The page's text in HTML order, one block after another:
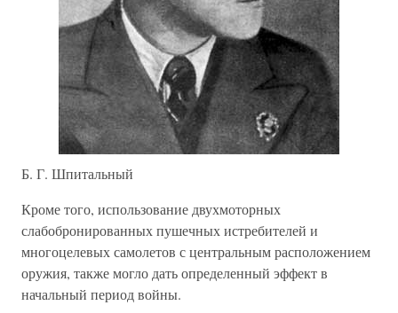
Б. Г. Шпитальный
Кроме того, использование двухмоторных
слабобронированных пушечных истребителей и
многоцелевых самолетов с центральным расположением
оружия, также могло дать определенный эффект в
начальный период войны.